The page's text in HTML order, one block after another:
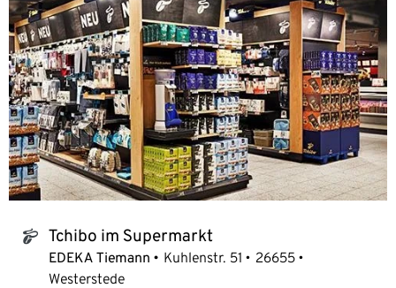
tchibo_logo Tchibo im Supermarkt
EDEKA Tiemann Kuhlenstr. 51
26655
Westerstede